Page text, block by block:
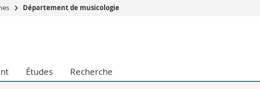
économiques et sociales et management
et sciences humaines
Chercheurs
Département de musicologie
Études Recherche